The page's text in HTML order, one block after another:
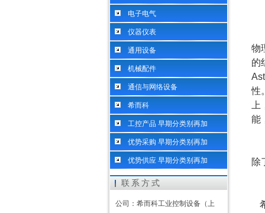
电子电气
仪器仪表
通用设备
机械配件
通信与网络设备
希而科
工控产品 早期分类别再加
优势采购 早期分类别再加
优势供应 早期分类别再加
联系方式
公司：希而科工业控制设备（上
物
的
性
能
除